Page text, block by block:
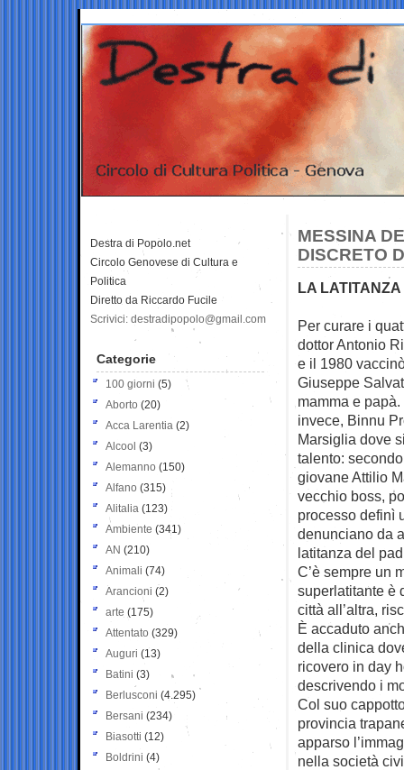
MESSINA
DISCRETO
LA LATITANZA
Per curare i
dottor Antonio
e il 1980
Giuseppe
mamma e
invece, Binnu
Marsiglia dove
talento:
giovane Attilio
vecchio boss,
processo definì
denunciano da
latitanza del
C’è sempre un
superlatitante è
città all’altra,
È accaduto
della clinica
ricovero in day
descrivendo i
Col suo
provincia
apparso
nella società
Destra di Popolo.net
Circolo Genovese di Cultura e
Politica
Diretto da Riccardo Fucile
Scrivici: destradipopolo@gmail.com
Categorie
100 giorni (5)
Aborto (20)
Acca Larentia (2)
Alcool (3)
Alemanno (150)
Alfano (315)
Alitalia (123)
Ambiente (341)
AN (210)
Animali (74)
Arancioni (2)
arte (175)
Attentato (329)
Auguri (13)
Batini (3)
Berlusconi (4.295)
Bersani (234)
Biasotti (12)
Boldrini (4)